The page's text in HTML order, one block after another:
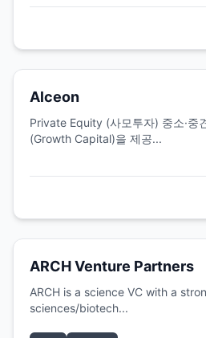
Alceon
Private Equity (사모투자) 중소·중
(Growth Capital)을 제공...
ARCH Venture Partners
ARCH is a science VC with a
sciences/biotech...